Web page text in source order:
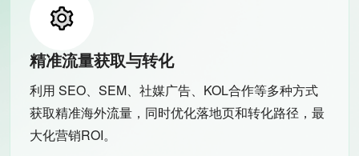
精准流量获取与转化
利用 SEO、SEM、社媒广告、KOL合作等多种方式
获取精准海外流量，同时优化落地页和转化路径，最
大化营销ROI。